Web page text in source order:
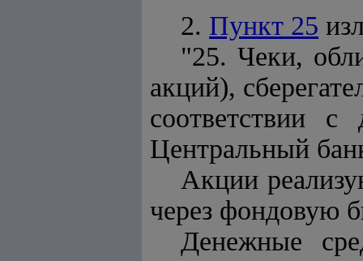
2. Пункт 25
"25. Чеки,
акций),
соответствии с
Центральный
Акции
через фондовую
Денежные